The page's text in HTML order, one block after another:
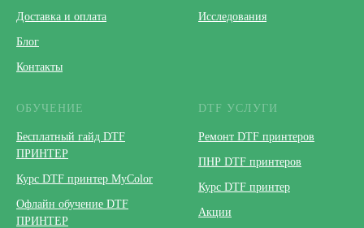
Доставка и оплата
Блог
Контакты
Исследования
ОБУЧЕНИЕ
Бесплатный гайд DTF
ПРИНТЕР
Курс DTF принтер MyColor
Офлайн обучение DTF
ПРИНТЕР
DTF УСЛУГИ
Ремонт DTF принтеров
ПНР DTF принтеров
Курс DTF принтер
Акции